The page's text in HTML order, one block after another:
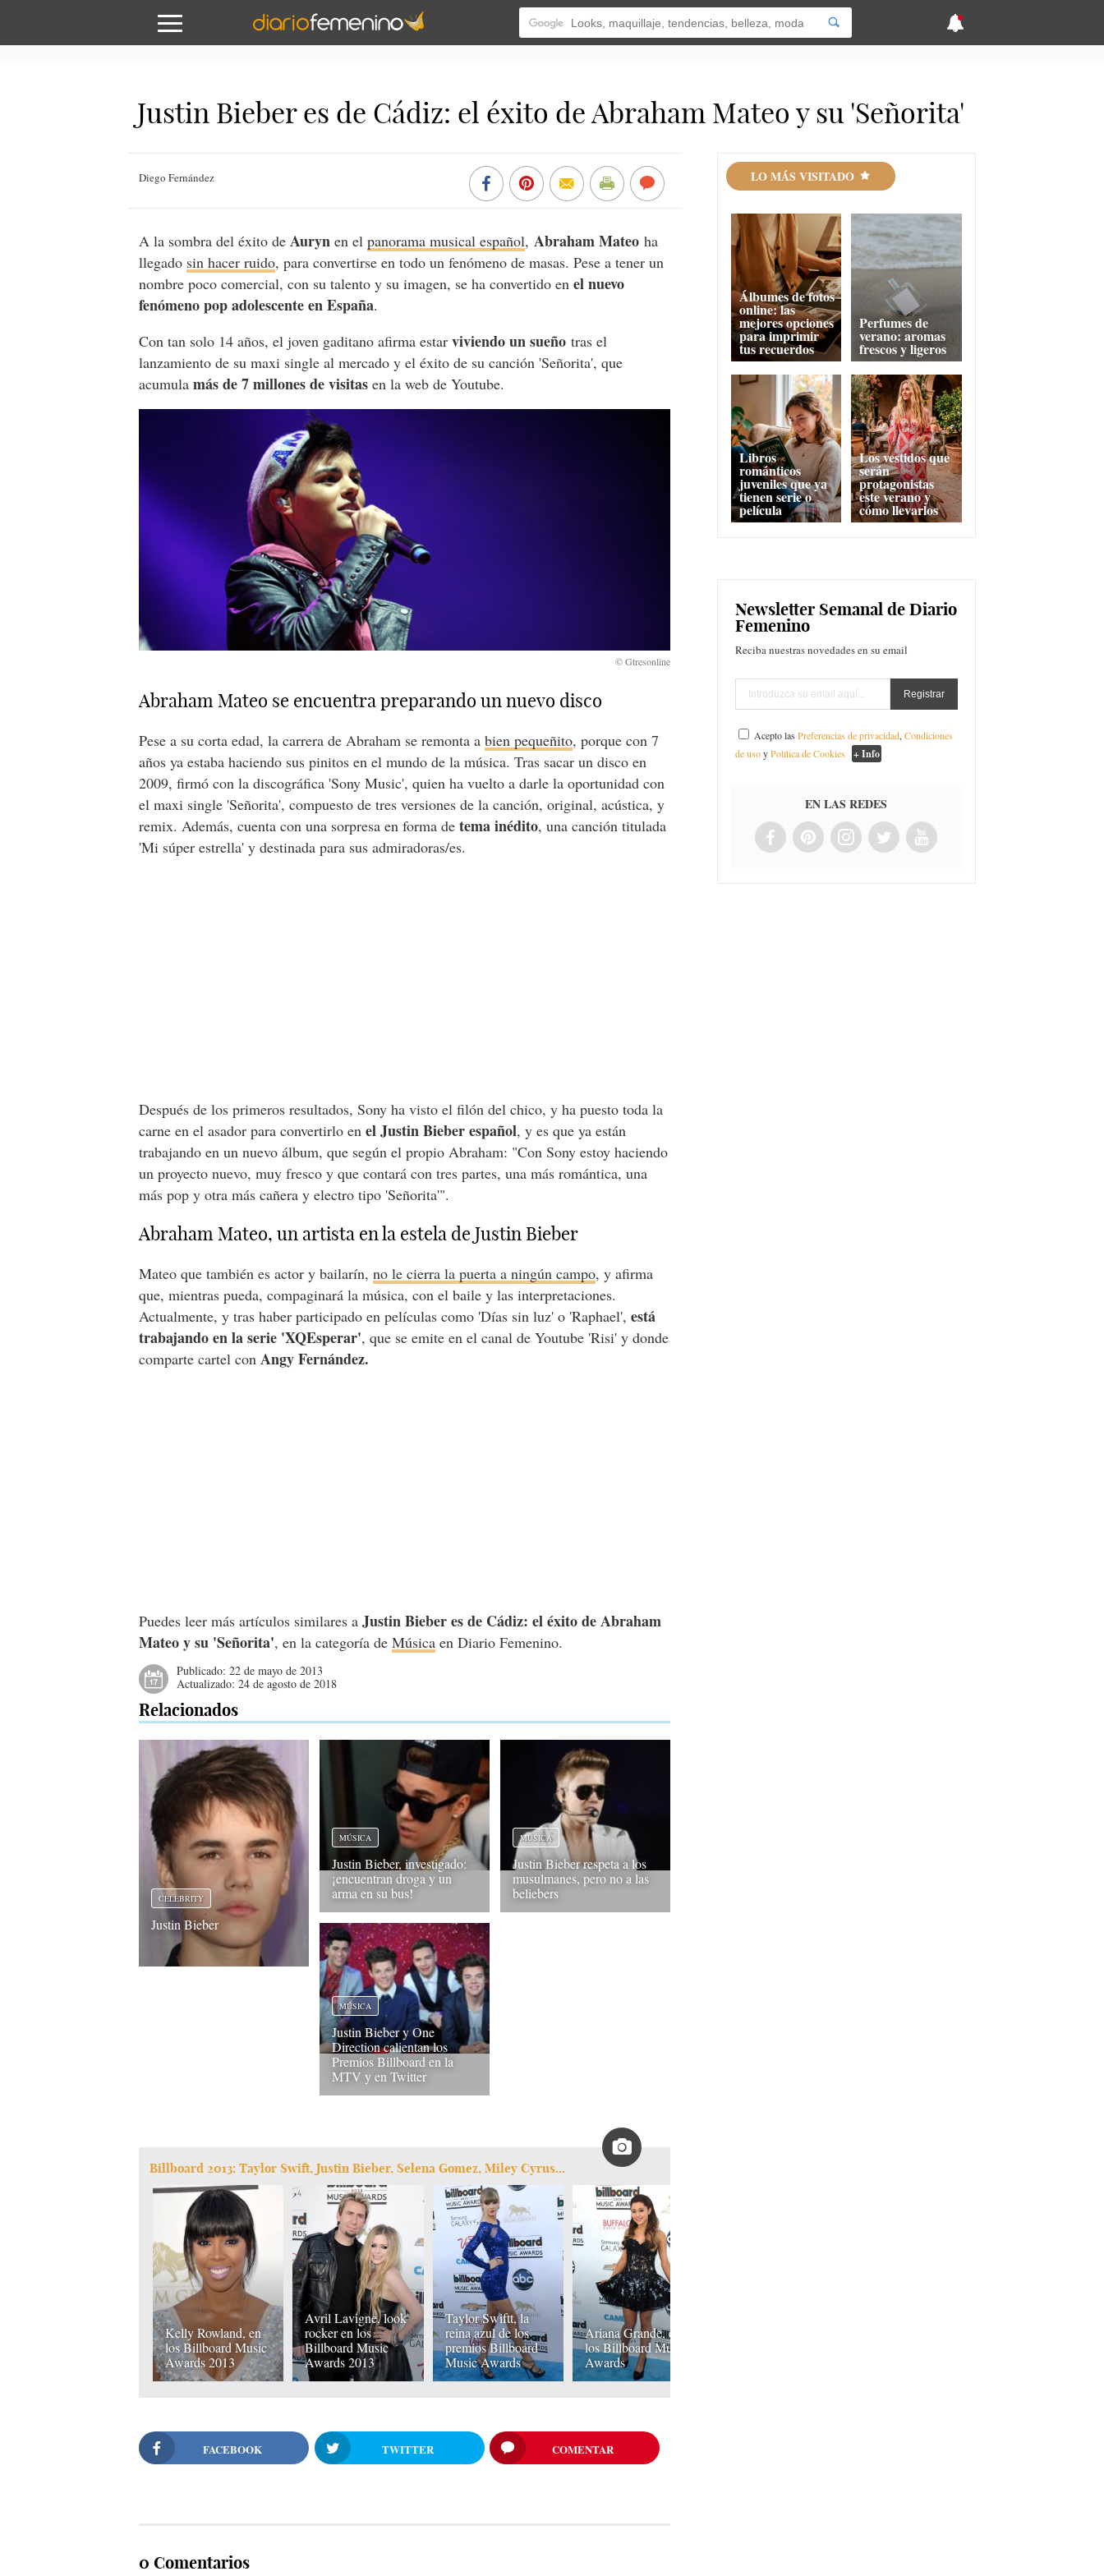
Justin Bieber es de Cádiz: el éxito de Abraham Mateo y su 'Señorita'
Diego Fernández
A la sombra del éxito deAuryn en elpanorama musical español,Abraham Mateoha
llegado sin hacer ruido, para convertirse en todo un fenómeno de masas. Pese a tener un
nombre poco comercial, con su talento y su imagen, se ha convertido enel nuevo
fenómeno pop adolescente en España.
Con tan solo 14 años, el joven gaditano afirma estarviviendo un sueño tras el
lanzamiento de su maxi single al mercado y el éxito de su canción 'Señorita', que
acumulamás de 7 millones de visitas en la web de Youtube.
Abraham Mateo se encuentra preparando un nuevo disco
Pese a su corta edad, la carrera de Abraham se remonta abien pequeñito, porque con 7
años ya estaba haciendo sus pinitos en el mundo de la música. Tras sacar un disco en
2009, firmó con la discográfica 'Sony Music', quien ha vuelto a darle la oportunidad con
el maxi single 'Señorita', compuesto de tres versiones de la canción, original, acústica, y
remix. Además, cuenta con una sorpresa en forma detema inédito, una canción titulada
'Mi súper estrella' y destinada para sus admiradoras/es.
Después de los primeros resultados, Sony ha visto el filón del chico, y ha puesto toda la
carne en el asador para convertirlo enel Justin Bieber español, y es que ya están
trabajando en un nuevo álbum, que según el propio Abraham: "Con Sony estoy haciendo
un proyecto nuevo, muy fresco y que contará con tres partes, una más romántica, una
más pop y otra más cañera y electro tipo 'Señorita'".
Abraham Mateo, un artista en la estela de Justin Bieber
Mateo que también es actor y bailarín,no le cierra la puerta a ningún campo, y afirma
que, mientras pueda, compaginará la música, con el baile y las interpretaciones.
Actualmente, y tras haber participado en películas como 'Días sin luz' o 'Raphael',está
trabajando en la serie 'XQEsperar', que se emite en el canal de Youtube 'Risi' y donde
comparte cartel conAngy Fernández.
Puedes leer más artículos similares aJustin Bieber es de Cádiz: el éxito de Abraham
Mateo y su 'Señorita', en la categoría deMúsica en Diario Femenino.
Publicado:22 de mayo de 2013
Actualizado:24 de agosto de 2018
Relacionados
CELEBRITY
Justin Bieber
MÚSICA
Justin Bieber, investigado:
¡encuentran droga y un
arma en su bus!
MÚSICA
Justin Bieber respeta a los
musulmanes, pero no a las
beliebers
MÚSICA
Justin Bieber y One
Direction calientan los
Premios Billboard en la
MTV y en Twitter
Billboard 2013: Taylor Swift, Justin Bieber, Selena Gomez, Miley Cyrus...
Kelly Rowland, en
los Billboard Music
Awards 2013
Avril Lavigne, look
rocker en los
Billboard Music
Awards 2013
Taylor Swiftt, la
reina azul de los
premios Billboard
Music Awards
Ariana Grande, en
los Billboard Music
Awards
FACEBOOK TWITTER COMENTAR
0 Comentarios
LO MÁS VISITADO
Álbumes de fotos
online: las
mejores opciones
para imprimir
tus recuerdos
Perfumes de
verano: aromas
frescos y ligeros
Libros
románticos
juveniles que ya
tienen serie o
película
Los vestidos que
serán
protagonistas
este verano y
cómo llevarlos
Newsletter Semanal de Diario
Femenino
Reciba nuestras novedades en su email
Acepto lasPreferencias de privacidad,Condiciones
de usoyPolítica de Cookies + Info
EN LAS REDES